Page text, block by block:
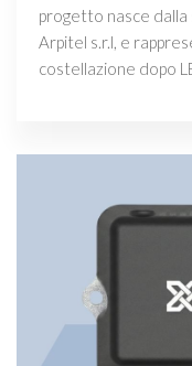
progetto nasce dalla
Arpitel s.r.l, e
costellazione dopo